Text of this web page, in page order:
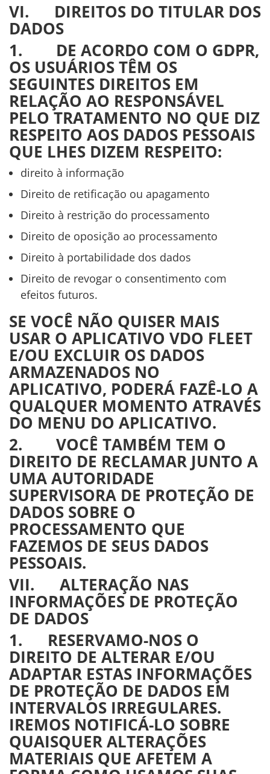
VI. DIREITOS DO TITULAR DOS
DADOS
1. DE ACORDO COM O GDPR,
OS USUÁRIOS TÊM OS
SEGUINTES DIREITOS EM
RELAÇÃO AO RESPONSÁVEL
PELO TRATAMENTO NO QUE DIZ
RESPEITO AOS DADOS PESSOAIS
QUE LHES DIZEM RESPEITO:
direito à informação
Direito de retificação ou apagamento
Direito à restrição do processamento
Direito de oposição ao processamento
Direito à portabilidade dos dados
Direito de revogar o consentimento com
efeitos futuros.
SE VOCÊ NÃO QUISER MAIS
USAR O APLICATIVO VDO FLEET
E/OU EXCLUIR OS DADOS
ARMAZENADOS NO
APLICATIVO, PODERÁ FAZÊ-LO A
QUALQUER MOMENTO ATRAVÉS
DO MENU DO APLICATIVO.
2. VOCÊ TAMBÉM TEM O
DIREITO DE RECLAMAR JUNTO A
UMA AUTORIDADE
SUPERVISORA DE PROTEÇÃO DE
DADOS SOBRE O
PROCESSAMENTO QUE
FAZEMOS DE SEUS DADOS
PESSOAIS.
VII. ALTERAÇÃO NAS
INFORMAÇÕES DE PROTEÇÃO
DE DADOS
1. RESERVAMO-NOS O
DIREITO DE ALTERAR E/OU
ADAPTAR ESTAS INFORMAÇÕES
DE PROTEÇÃO DE DADOS EM
INTERVALOS IRREGULARES.
IREMOS NOTIFICÁ-LO SOBRE
QUAISQUER ALTERAÇÕES
MATERIAIS QUE AFETEM A